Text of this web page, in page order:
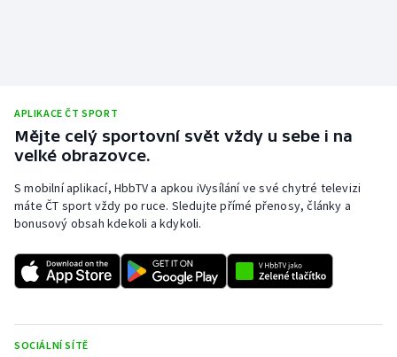
APLIKACE ČT SPORT
Mějte celý sportovní svět vždy u sebe i na
velké obrazovce.
S mobilní aplikací, HbbTV a apkou iVysílání ve své chytré televizi
máte ČT sport vždy po ruce. Sledujte přímé přenosy, články a
bonusový obsah kdekoli a kdykoli.
SOCIÁLNÍ SÍTĚ